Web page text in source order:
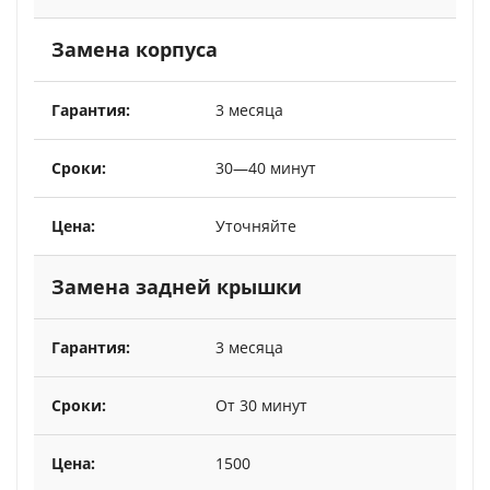
Замена корпуса
3 месяца
30—40 минут
Уточняйте
Замена задней крышки
3 месяца
От 30 минут
1500